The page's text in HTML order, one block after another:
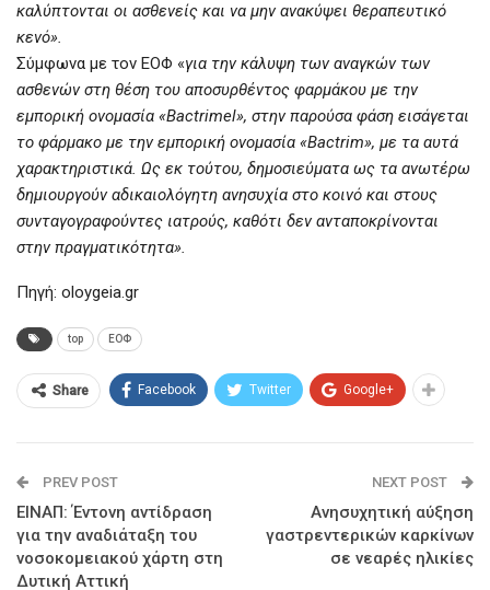
καλύπτονται οι ασθενείς και να μην ανακύψει θεραπευτικό
κενό».
Σύμφωνα με τον ΕΟΦ «για την κάλυψη των αναγκών των
ασθενών στη θέση του αποσυρθέντος φαρμάκου με την
εμπορική ονομασία «Bactrimel», στην παρούσα φάση εισάγεται
το φάρμακο με την εμπορική ονομασία «Bactrim», με τα αυτά
χαρακτηριστικά. Ως εκ τούτου, δημοσιεύματα ως τα ανωτέρω
δημιουργούν αδικαιολόγητη ανησυχία στο κοινό και στους
συνταγογραφούντες ιατρούς, καθότι δεν ανταποκρίνονται
στην πραγματικότητα».
Πηγή: oloygeia.gr
top ΕΟΦ
Share Facebook Twitter Google+
PREV POST
ΕΙΝΑΠ: Έντονη αντίδραση
για την αναδιάταξη του
νοσοκομειακού χάρτη στη
Δυτική Αττική
NEXT POST
Ανησυχητική αύξηση
γαστρεντερικών καρκίνων
σε νεαρές ηλικίες